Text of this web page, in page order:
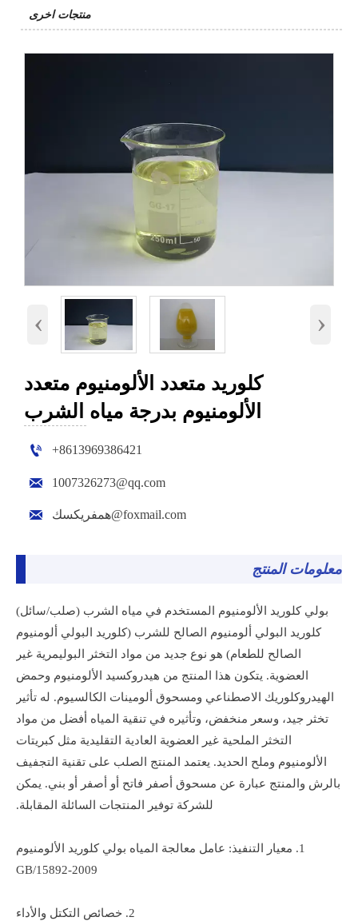
منتجات اخرى
‹ ›
كلوريد متعدد الألومنيوم متعدد
الألومنيوم بدرجة مياه الشرب
 +8613969386421
 1007326273@qq.com
 همفريكسك@foxmail.com
معلومات المنتج
بولي كلوريد الألومنيوم المستخدم في مياه الشرب (صلب/سائل)
كلوريد البولي ألومنيوم الصالح للشرب (كلوريد البولي ألومنيوم
الصالح للطعام) هو نوع جديد من مواد التخثر البوليمرية غير
العضوية. يتكون هذا المنتج من هيدروكسيد الألومنيوم وحمض
الهيدروكلوريك الاصطناعي ومسحوق ألومينات الكالسيوم. له تأثير
تخثر جيد، وسعر منخفض، وتأثيره في تنقية المياه أفضل من مواد
التخثر الملحية غير العضوية العادية التقليدية مثل كبريتات
الألومنيوم وملح الحديد. يعتمد المنتج الصلب على تقنية التجفيف
بالرش والمنتج عبارة عن مسحوق أصفر فاتح أو أصفر أو بني. يمكن
للشركة توفير المنتجات السائلة المقابلة.
1. معيار التنفيذ: عامل معالجة المياه بولي كلوريد الألومنيوم
GB/15892-2009
2. خصائص التكتل والأداء